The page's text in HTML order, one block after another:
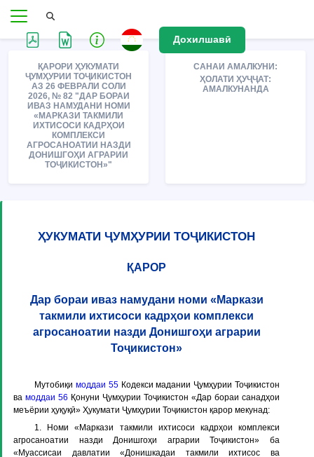
Дохилшавӣ
ҚАРОРИ ҲУКУМАТИ
ҶУМҲУРИИ ТОҶИКИСТОН
АЗ 26 ФЕВРАЛИ СОЛИ
2026, № 82 "ДАР БОРАИ
ИВАЗ НАМУДАНИ НОМИ
«МАРКАЗИ ТАКМИЛИ
ИХТИСОСИ КАДРҲОИ
КОМПЛЕКСИ
АГРОСАНОАТИИ НАЗДИ
ДОНИШГОҲИ АГРАРИИ
ТОҶИКИСТОН»"
САНАИ АМАЛКУНИ:
ҲОЛАТИ ҲУҶҶАТ:
АМАЛКУНАНДА
ҲУКУМАТИ ҶУМҲУРИИ ТОҶИКИСТОН
ҚАРОР
Дар бораи иваз намудани номи «Маркази
такмили ихтисоси кадрҳои комплекси
агросаноатии назди Донишгоҳи аграрии
Тоҷикистон»
Мутобиқи моддаи 55Кодекси мадании Ҷумҳурии Тоҷикистон
ва моддаи 56 Қонуни Ҷумҳурии Тоҷикистон «Дар бораи санадҳои
меъёрии ҳуқуқӣ» Ҳукумати Ҷумҳурии Тоҷикистон қарор мекунад:
1. Номи «Маркази такмили ихтисоси кадрҳои комплекси
агросаноатии назди Донишгоҳи аграрии Тоҷикистон» ба
«Муассисаи давлатии «Донишкадаи такмили ихтисос ва